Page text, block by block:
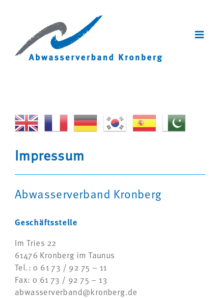
Impressum
Abwasserverband Kronberg
Geschäftsstelle
Im Tries 22
61476 Kronberg im Taunus
Tel.: 0 61 73 / 92 75 – 11
Fax: 0 61 73 / 92 75 – 13
abwasserverband@kronberg.de